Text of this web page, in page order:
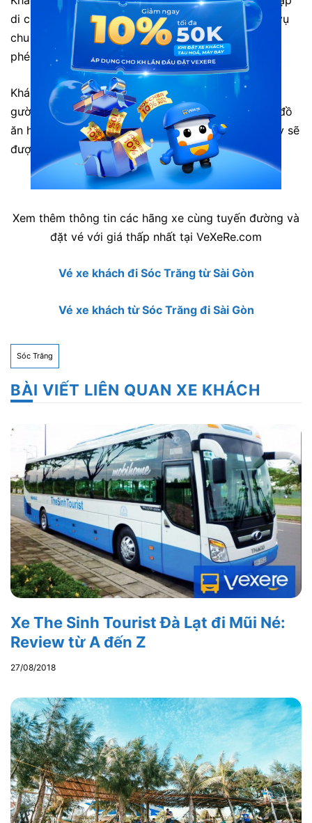
di chuyển vì nhà xe khá thân thương. Xe này phục vụ
chu đáo, đầy đủ tiện nghi, đến nơi tài xế gọi dậy lễ
phép nói chung là ok. Sẽ ủng hộ lâu dài.”
Khách hàng Hoang: “Nhân viện nhà xe phục vụ ok,
gường nằm khá thoải mái, nhưng chạm dừng chân đồ
ăn hơi dở chút, hi vọng những chuyến đi xa như này sẽ
được ăn những đồ ăn ngon và đảm bảo hơn.”
Xem thêm thông tin các hãng xe cùng tuyến đường và
đặt vé với giá thấp nhất tại VeXeRe.com
Vé xe khách đi Sóc Trăng từ Sài Gòn
Vé xe khách từ Sóc Trăng đi Sài Gòn
Sóc Trăng
BÀI VIẾT LIÊN QUAN XE KHÁCH
Xe The Sinh Tourist Đà Lạt đi Mũi Né:
Review từ A đến Z
27/08/2018